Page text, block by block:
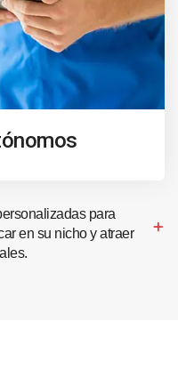
para
en su nicho y atraer